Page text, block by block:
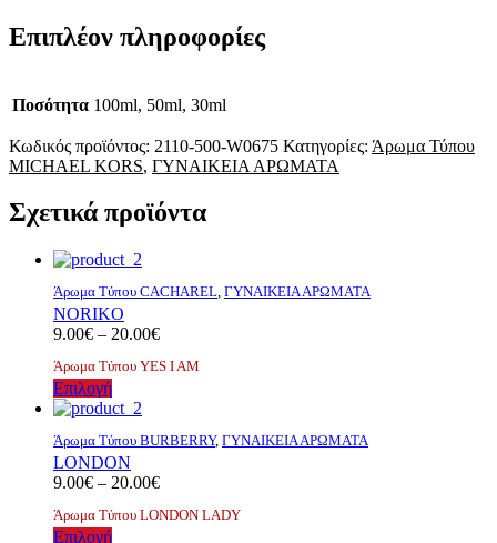
Επιπλέον πληροφορίες
Ποσότητα 100ml, 50ml, 30ml
Κωδικός προϊόντος: 2110-500-W0675 Κατηγορίες: Άρωμα Τύπου
MICHAEL KORS, ΓΥΝΑΙΚΕΙΑ ΑΡΩΜΑΤΑ
Σχετικά προϊόντα
Άρωμα Τύπου CACHAREL, ΓΥΝΑΙΚΕΙΑ ΑΡΩΜΑΤΑ
NORIKO
9.00€ – 20.00€Price
9.00€
Άρωμα Τύπου YES I AM
ΕπιλογήΑυτό
το
έχει
πολλαπλές
παραλλαγές.
Οι
επιλογές
Άρωμα Τύπου BURBERRY, ΓΥΝΑΙΚΕΙΑ ΑΡΩΜΑΤΑ
LONDON
9.00€ – 20.00€Price
9.00€
Άρωμα Τύπου LONDON LADY
ΕπιλογήΑυτό